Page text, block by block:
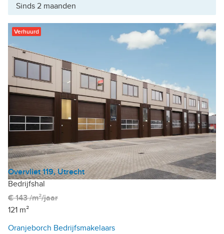
Sinds 2 maanden
Verhuurd
Overvliet 119, Utrecht
Bedrijfshal
€ 143 /m²/jaar
121 m²
Oranjeborch Bedrijfsmakelaars